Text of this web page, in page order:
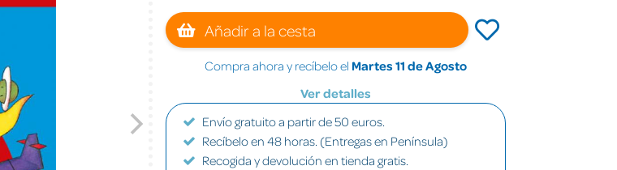
Añadir a la cesta
Compra ahora y recíbelo el Martes 11 de Agosto
Ver detalles
Envío gratuito a partir de 50 euros.
Recíbelo en 48 horas. (Entregas en Península)
Recogida y devolución en tienda gratis.